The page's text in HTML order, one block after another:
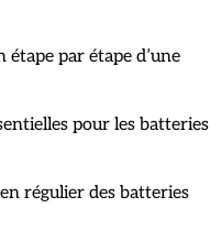
par étape d’une
pour les batteries
régulier des batteries